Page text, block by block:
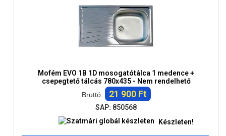
Mofém EVO 1B 1D mosogatótálca 1 medence +
csepegtető tálcás 780x435 - Nem rendelhető
Bruttó:
21 900 Ft
SAP: 850568
Készleten!